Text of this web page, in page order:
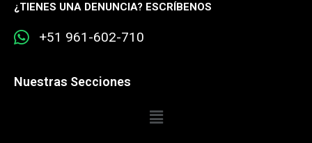
¿TIENES UNA DENUNCIA? ESCRÍBENOS
+51 961-602-710
Nuestras Secciones